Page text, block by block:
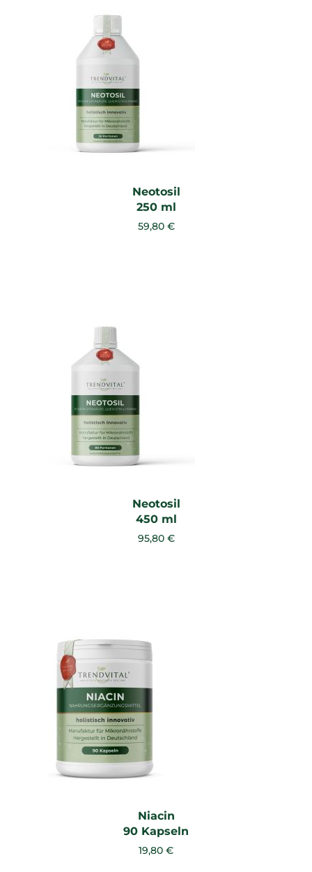
Neotosil
250 ml
59,80 €
Neotosil
450 ml
95,80 €
Niacin
90 Kapseln
19,80 €